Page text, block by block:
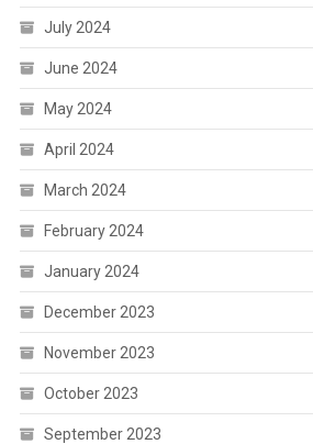
July 2024
June 2024
May 2024
April 2024
March 2024
February 2024
January 2024
December 2023
November 2023
October 2023
September 2023